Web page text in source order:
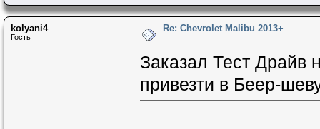
kolyani4
Гость
Re: Chevrolet Malibu 2013+
Заказал Тест Драйв
привезти в Беер-